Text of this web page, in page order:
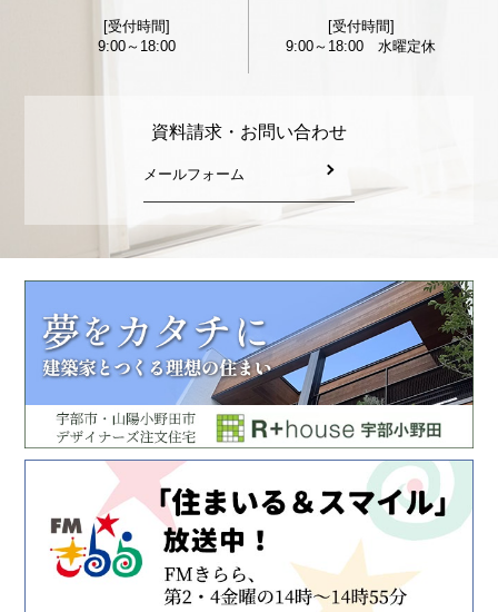
[受付時間]
9:00～18:00
[受付時間]
9:00～18:00 水曜定休
資料請求・お問い合わせ
メールフォーム